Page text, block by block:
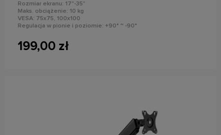
Rozmiar ekranu: 17"-35"
Maks. obciążenie: 10 kg
VESA: 75x75, 100x100
Regulacja w pionie i poziomie: +90° ~ -90°
Montaż: do blatu
199,00 zł